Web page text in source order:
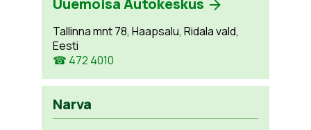
Tallinna mnt 78, Haapsalu, Ridala vald,
Eesti
☎ 472 4010
Narva